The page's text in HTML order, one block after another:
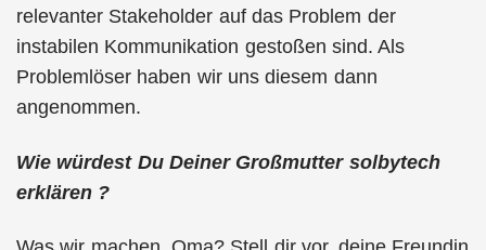
relevanter Stakeholder auf das Problem der
instabilen Kommunikation gestoßen sind. Als
Problemlöser haben wir uns diesem dann
angenommen.
Wie würdest Du Deiner Großmutter solbytech
erklären ?